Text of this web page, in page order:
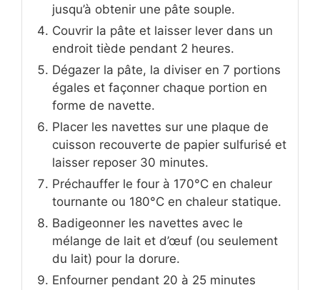
jusqu’à obtenir une pâte souple.
Couvrir la pâte et laisser lever dans un
endroit tiède pendant 2 heures.
Dégazer la pâte, la diviser en 7 portions
égales et façonner chaque portion en
forme de navette.
Placer les navettes sur une plaque de
cuisson recouverte de papier sulfurisé et
laisser reposer 30 minutes.
Préchauffer le four à 170°C en chaleur
tournante ou 180°C en chaleur statique.
Badigeonner les navettes avec le
mélange de lait et d’œuf (ou seulement
du lait) pour la dorure.
Enfourner pendant 20 à 25 minutes